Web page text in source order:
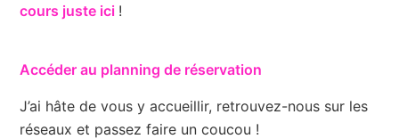
cours juste ici !
Accéder au planning de réservation
J’ai hâte de vous y accueillir, retrouvez-nous sur les
réseaux et passez faire un coucou !